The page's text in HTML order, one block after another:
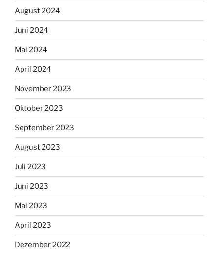
August 2024
Juni 2024
Mai 2024
April 2024
November 2023
Oktober 2023
September 2023
August 2023
Juli 2023
Juni 2023
Mai 2023
April 2023
Dezember 2022